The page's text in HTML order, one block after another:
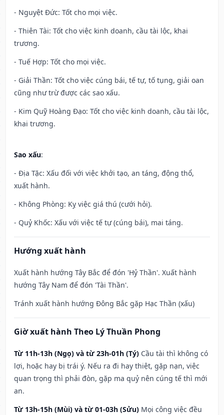
- Nguyệt Đức: Tốt cho mọi việc.
- Thiên Tài: Tốt cho việc kinh doanh, cầu tài lộc, khai
trương.
- Tuế Hợp: Tốt cho mọi việc.
- Giải Thần: Tốt cho việc cúng bái, tế tự, tố tụng, giải oan
cũng như trừ được các sao xấu.
- Kim Quỹ Hoàng Đạo: Tốt cho việc kinh doanh, cầu tài lộc,
khai trương.
Sao xấu:
- Địa Tặc: Xấu đối với việc khởi tạo, an táng, động thổ,
xuất hành.
- Không Phòng: Kỵ việc giá thú (cưới hỏi).
- Quỷ Khốc: Xấu với việc tế tự (cúng bái), mai táng.
Hướng xuất hành
Xuất hành hướng Tây Bắc để đón 'Hỷ Thần'. Xuất hành
hướng Tây Nam để đón 'Tài Thần'.
Tránh xuất hành hướng Đông Bắc gặp Hạc Thần (xấu)
Giờ xuất hành Theo Lý Thuần Phong
Từ 11h-13h (Ngọ) và từ 23h-01h (Tý) Cầu tài thì không có
lợi, hoặc hay bị trái ý. Nếu ra đi hay thiệt, gặp nạn, việc
quan trọng thì phải đòn, gặp ma quỷ nên cúng tế thì mới
an.
Từ 13h-15h (Mùi) và từ 01-03h (Sửu) Mọi công việc đều